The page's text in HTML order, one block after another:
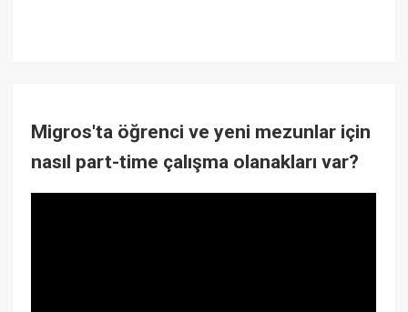
Migros'ta öğrenci ve yeni mezunlar için
nasıl part-time çalışma olanakları var?